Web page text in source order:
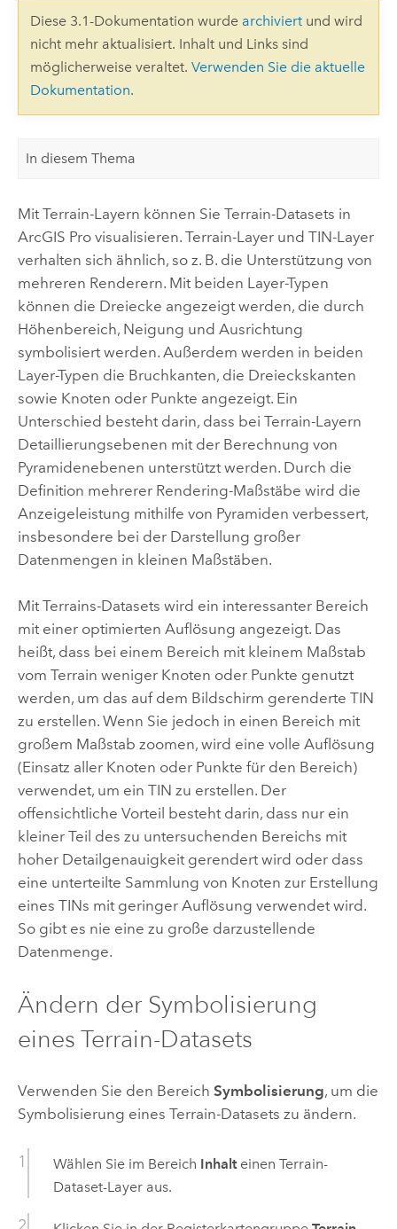
Diese 3.1-Dokumentation wurde archiviertund wird
nicht mehr aktualisiert. Inhalt und Links sind
möglicherweise veraltet. Verwenden Sie die aktuelle
Dokumentation.
In diesem Thema
Mit Terrain-Layern können Sie Terrain-Datasets in
ArcGIS Provisualisieren. Terrain-Layer und TIN-Layer
verhalten sich ähnlich, so z. B. die Unterstützung von
mehreren Renderern. Mit beiden Layer-Typen
können die Dreiecke angezeigt werden, die durch
Höhenbereich, Neigung und Ausrichtung
symbolisiert werden. Außerdem werden in beiden
Layer-Typen die Bruchkanten, die Dreieckskanten
sowie Knoten oder Punkte angezeigt. Ein
Unterschied besteht darin, dass bei Terrain-Layern
Detaillierungsebenen mit der Berechnung von
Pyramidenebenen unterstützt werden. Durch die
Definition mehrerer Rendering-Maßstäbe wird die
Anzeigeleistung mithilfe von Pyramiden verbessert,
insbesondere bei der Darstellung großer
Datenmengen in kleinen Maßstäben.
Mit Terrains-Datasets wird ein interessanter Bereich
mit einer optimierten Auflösung angezeigt. Das
heißt, dass bei einem Bereich mit kleinem Maßstab
vom Terrain weniger Knoten oder Punkte genutzt
werden, um das auf dem Bildschirm gerenderte TIN
zu erstellen. Wenn Sie jedoch in einen Bereich mit
großem Maßstab zoomen, wird eine volle Auflösung
(Einsatz aller Knoten oder Punkte für den Bereich)
verwendet, um ein TIN zu erstellen. Der
offensichtliche Vorteil besteht darin, dass nur ein
kleiner Teil des zu untersuchenden Bereichs mit
hoher Detailgenauigkeit gerendert wird oder dass
eine unterteilte Sammlung von Knoten zur Erstellung
eines TINs mit geringer Auflösung verwendet wird.
So gibt es nie eine zu große darzustellende
Datenmenge.
Ändern der Symbolisierung
eines Terrain-Datasets
Verwenden Sie den Bereich Symbolisierung, um die
Symbolisierung eines Terrain-Datasets zu ändern.
Wählen Sie im Bereich Inhalteinen Terrain-
Dataset-Layer aus.